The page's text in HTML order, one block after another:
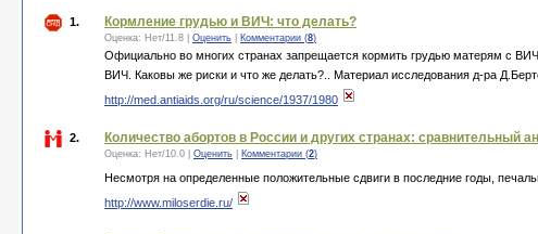
1. Кормление грудью и ВИЧ: что делать?
Оценка: Нет/11.8 Оценить Комментарии (8)
Официально во многих странах запрещается кормить грудью матерям с
ВИЧ. Каковы же риски и что же делать?.. Материал исследования д-ра
http://med.antiaids.org/ru/science/1937/1980
2. Количество абортов в России и других странах: сравнительный
Оценка: Нет/10.0 Оценить Комментарии (2)
Несмотря на определенные положительные сдвиги в последние годы,
http://www.miloserdie.ru/